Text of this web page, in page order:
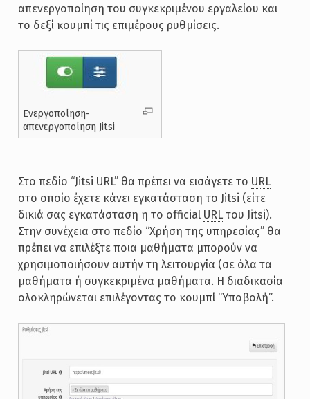
απενεργοποίηση του συγκεκριμένου εργαλείου και
το δεξί κουμπί τις επιμέρους ρυθμίσεις.
Ενεργοποίηση-
απενεργοποίηση Jitsi
Στο πεδίο “Jitsi URL” θα πρέπει να εισάγετε το URL
στο οποίο έχετε κάνει εγκατάσταση το Jitsi (είτε
δικιά σας εγκατάσταση η το official URLτου Jitsi).
Στην συνέχεια στο πεδίο “Χρήση της υπηρεσίας” θα
πρέπει να επιλέξτε ποια μαθήματα μπορούν να
χρησιμοποιήσουν αυτήν τη λειτουργία (σε όλα τα
μαθήματα ή συγκεκριμένα μαθήματα. Η διαδικασία
ολοκληρώνεται επιλέγοντας το κουμπί “Υποβολή”.